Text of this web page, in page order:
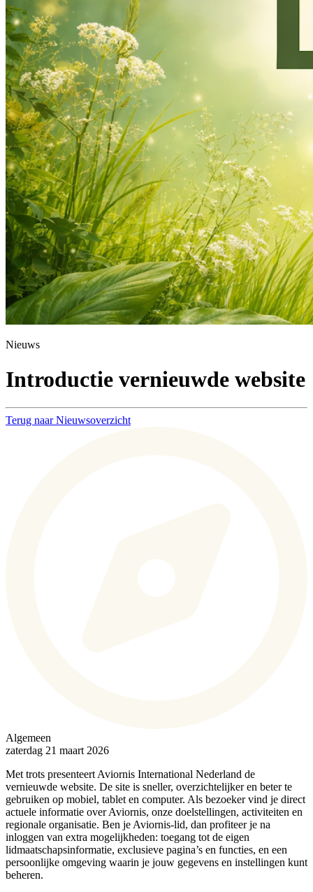
Nieuws
Introductie vernieuwde website
Terug naar Nieuwsoverzicht
Algemeen
zaterdag 21 maart 2026
Met trots presenteert Aviornis International Nederland de
vernieuwde website. De site is sneller, overzichtelijker en beter te
gebruiken op mobiel, tablet en computer. Als bezoeker vind je direct
actuele informatie over Aviornis, onze doelstellingen, activiteiten en
regionale organisatie. Ben je Aviornis-lid, dan profiteer je na
inloggen van extra mogelijkheden: toegang tot de eigen
lidmaatschapsinformatie, exclusieve pagina’s en functies, en een
persoonlijke omgeving waarin je jouw gegevens en instellingen kunt
beheren.